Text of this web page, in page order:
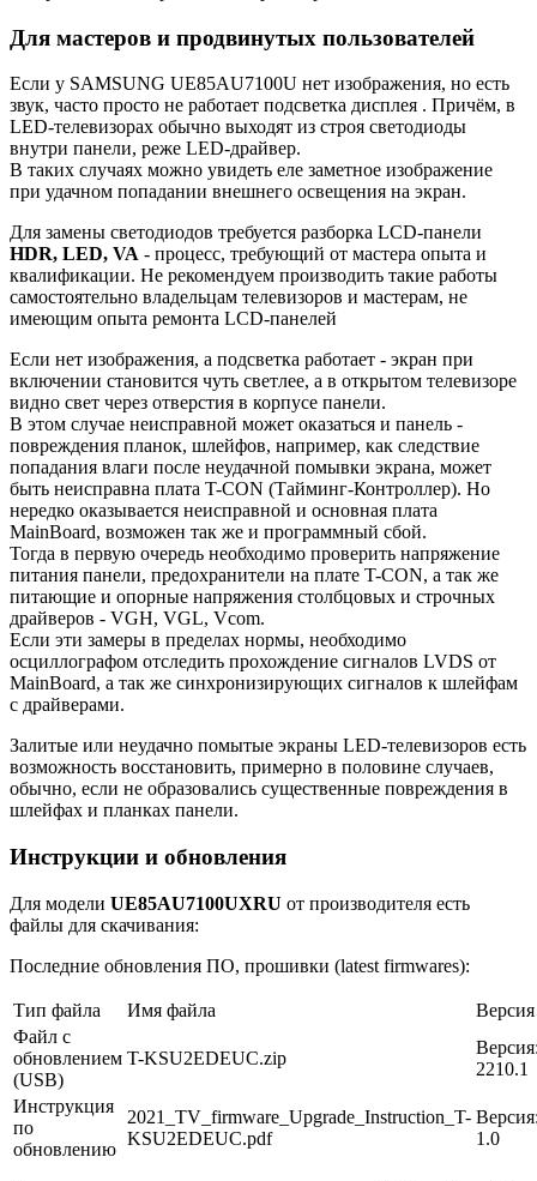
Для мастеров и продвинутых пользователей
Если у SAMSUNG UE85AU7100U нет изображения, но есть
звук, часто просто не работает подсветка дисплея . Причём, в
LED-телевизорах обычно выходят из строя светодиоды
внутри панели, реже LED-драйвер.
В таких случаях можно увидеть еле заметное изображение
при удачном попадании внешнего освещения на экран.
Для замены светодиодов требуется разборка LCD-панели
HDR, LED, VA - процесс, требующий от мастера опыта и
квалификации. Не рекомендуем производить такие работы
самостоятельно владельцам телевизоров и мастерам, не
имеющим опыта ремонта LCD-панелей
Если нет изображения, а подсветка работает - экран при
включении становится чуть светлее, а в открытом телевизоре
видно свет через отверстия в корпусе панели.
В этом случае неисправной может оказаться и панель -
повреждения планок, шлейфов, например, как следствие
попадания влаги после неудачной помывки экрана, может
быть неисправна плата T-CON (Тайминг-Контроллер). Но
нередко оказывается неисправной и основная плата
MainBoard, возможен так же и программный сбой.
Тогда в первую очередь необходимо проверить напряжение
питания панели, предохранители на плате T-CON, а так же
питающие и опорные напряжения столбцовых и строчных
драйверов - VGH, VGL, Vcom.
Если эти замеры в пределах нормы, необходимо
осциллографом отследить прохождение сигналов LVDS от
MainBoard, а так же синхронизирующих сигналов к шлейфам
с драйверами.
Залитые или неудачно помытые экраны LED-телевизоров есть
возможность восстановить, примерно в половине случаев,
обычно, если не образовались существенные повреждения в
шлейфах и планках панели.
Инструкции и обновления
Для модели UE85AU7100UXRU от производителя есть
файлы для скачивания:
Последние обновления ПО, прошивки (latest firmwares):
Тип файла Имя файла
Версия
Файл с
обновлением
(USB)
T-KSU2EDEUC.zip
2210.1
Инструкция
по
обновлению
2021_TV_firmware_Upgrade_Instruction_T-
KSU2EDEUC.pdf
1.0